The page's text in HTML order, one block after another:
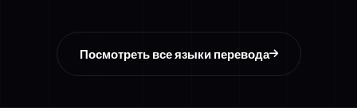
Посмотреть все языки перевода